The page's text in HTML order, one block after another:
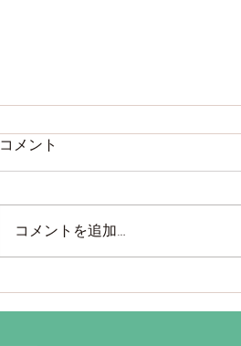
室内土間、ローリー車でのレ
ベリング打設の様子
コメント
コメントを追加…